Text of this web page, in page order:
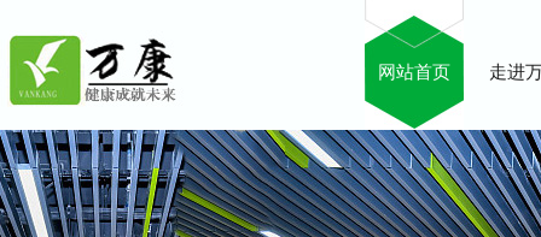
网站首页 走进